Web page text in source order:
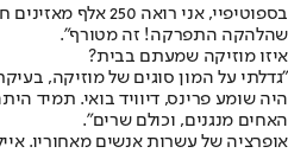
שהלהקה התפרקה! זה מטורף".
איזו מוזיקה שמעתם בבית?
"גדלתי על המון סוגים של מוזיקה,
היה שומע פרינס, דיוויד בואי. תמיד
האחים מנגנים, וכולם שרים".